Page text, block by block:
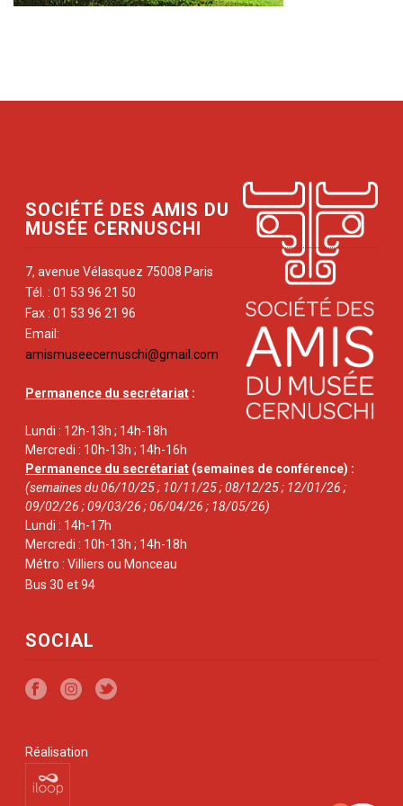
SOCIÉTÉ DES AMIS DU
MUSÉE CERNUSCHI
7, avenue Vélasquez 75008 Paris
Tél. : 01 53 96 21 50
Fax : 01 53 96 21 96
Email:
amismuseecernuschi@gmail.com
Permanence du secrétariat :
Lundi : 12h-13h ; 14h-18h
Mercredi : 10h-13h ; 14h-16h
Permanence du secrétariat (semaines de conférence) :
(semaines du 06/10/25 ; 10/11/25 ; 08/12/25 ; 12/01/26 ;
09/02/26 ; 09/03/26 ; 06/04/26 ; 18/05/26)
Lundi : 14h-17h
Mercredi : 10h-13h ; 14h-18h
Métro : Villiers ou Monceau
Bus 30 et 94
SOCIAL
Réalisation